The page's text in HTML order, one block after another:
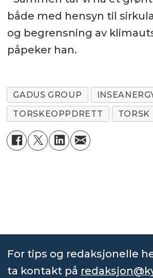
både med hensyn til
og begrensning av
påpeker han.
GADUS GROUP
TORSKEOPPDRETT
TORSK
For tips og redaksjonelle
ta kontakt på